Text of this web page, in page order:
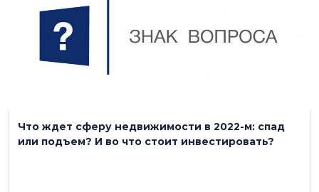
Что ждет сферу недвижимости в 2022-м: спад
или подъем? И во что стоит инвестировать?